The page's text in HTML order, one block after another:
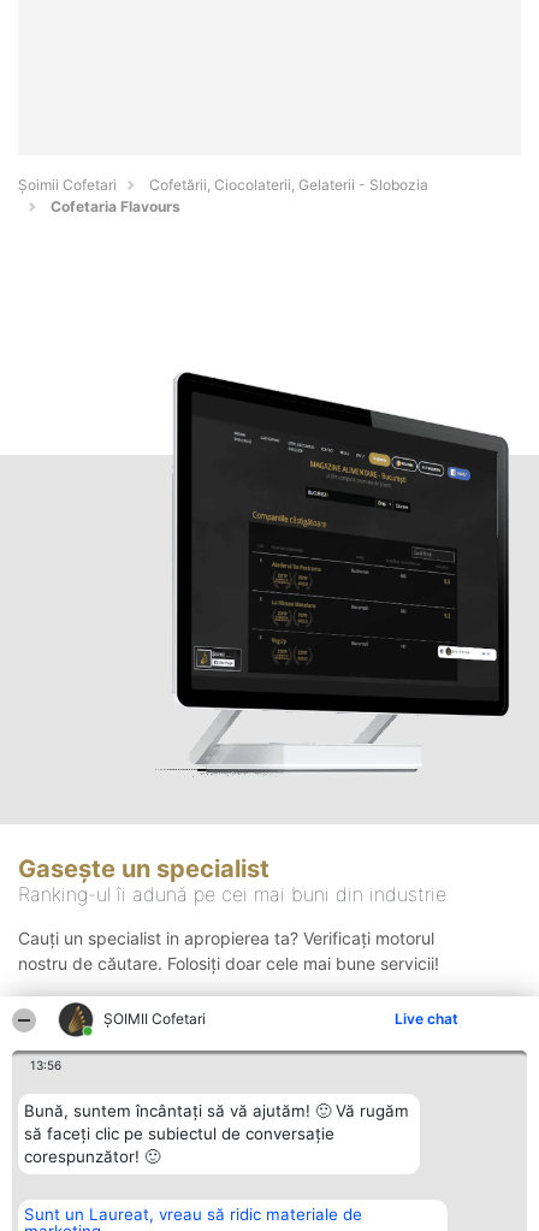
ȘOIMII Cofetari Live chat
13:56
Bună, suntem încântați să vă ajutăm! 🙂 Vă rugăm
să faceți clic pe subiectul de conversație
corespunzător! 🙂
Sunt un Laureat, vreau să ridic materiale de
Șoimii Cofetari
Cofetării, Ciocolaterii, Gelaterii - Slobozia
Cofetaria Flavours
Gasește un specialist
Ranking-ul îi adună pe cei mai buni din industrie
Cauți un specialist in apropierea ta? Verificați motorul
nostru de căutare. Folosiți doar cele mai bune servicii!
Organizator Ranking Plebiscyt Contact